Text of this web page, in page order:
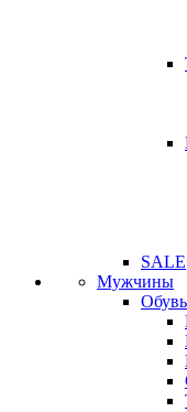
SALE
Мужчины
Обувь